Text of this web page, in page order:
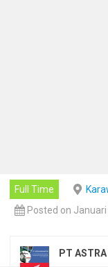
Full Time
Posted on
PT